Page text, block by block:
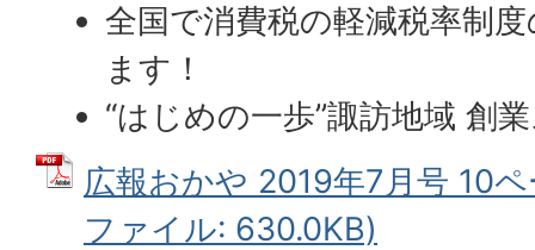
全国で消費税の軽減税率制
ます！
“はじめの一歩”諏訪地域 創
広報おかや 2019年7月号 10
ファイル: 630.0KB)